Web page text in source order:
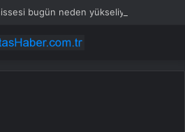
bugün neden yükseliyor?